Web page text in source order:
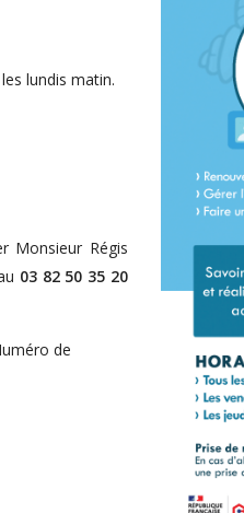
lundis matin.
Monsieur Régis
03 82 50 35 20
de